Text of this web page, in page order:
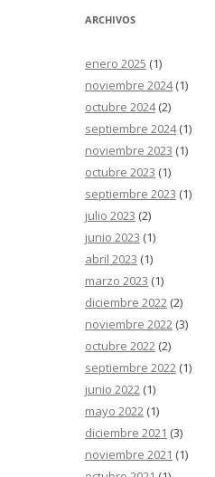
ARCHIVOS
enero 2025 (1)
noviembre 2024(1)
octubre 2024(2)
septiembre 2024(1)
noviembre 2023 (1)
octubre 2023 (1)
septiembre 2023 (1)
julio 2023 (2)
junio 2023 (1)
abril 2023 (1)
marzo 2023 (1)
diciembre 2022 (2)
noviembre 2022 (3)
octubre 2022 (2)
septiembre 2022 (1)
junio 2022 (1)
mayo 2022 (1)
diciembre 2021 (3)
noviembre 2021 (1)